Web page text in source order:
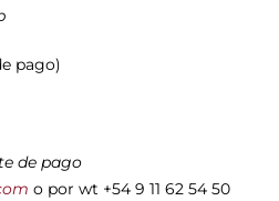
pago)
de pago
o por wt +54 9 11 62 54 50